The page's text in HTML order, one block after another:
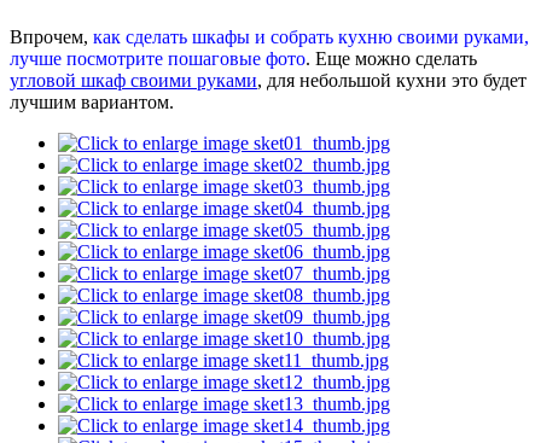
Впрочем, как сделать шкафы и собрать кухню своими руками,
лучше посмотрите пошаговые фото. Еще можно сделать
угловой шкаф своими руками, для небольшой кухни это будет
лучшим вариантом.